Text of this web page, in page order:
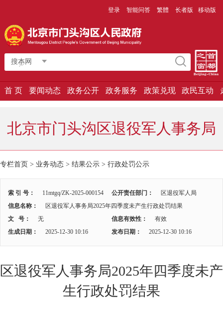
登录 智能问答 繁體 长者版 移动版
搜本网
首 页 要闻动态 政务公开 政务服务 政策兑现 政民互动
北京市门头沟区退役军人事务局
专栏首页 > 业务动态 > 结果公示 > 行政处罚公示
索 引 号： 11mtgq/ZK-2025-000154 公开责任部门：
区退役军人局
信息名称：
区退役军人事务局2025年四季度未产生行政处罚结果
文 号：
无 信息有效性：
有效
生成日期：
2025-12-30 10:16 发布日期： 2025-12-30 10:16
区退役军人事务局2025年四季度未产
生行政处罚结果